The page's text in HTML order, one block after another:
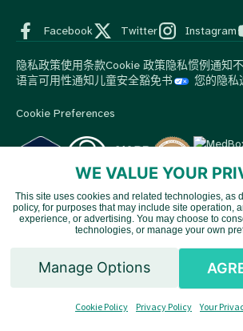
Facebook Twitter Instagram
隐私政策使用条款Cookie 政策隐私惯例通知
语言可用性通知 儿童安全豁免书 您的隐私
Cookie Preferences
© 2026 MedBox by AmeriPharma。版权所有
AmeriPharma旗下公司。AmeriPharma的优
WE VALUE YOUR
This site uses cookies and related technologies, as
policy, for purposes that may include site operation,
experience, or advertising. You may choose to
technologies, or manage your own
Manage Options
Cookie Policy Privacy Policy Your